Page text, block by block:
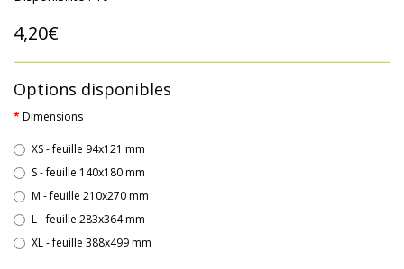
4,20€
Options disponibles
Dimensions
XS - feuille 94x121 mm
S - feuille 140x180 mm
M - feuille 210x270 mm
L - feuille 283x364 mm
XL - feuille 388x499 mm